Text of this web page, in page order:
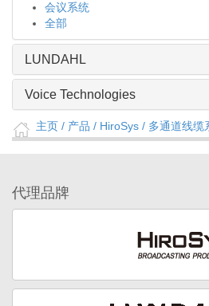
会议系统
全部
LUNDAHL
Voice Technologies
主页 / 产品 / HiroSys / 多通道线缆
代理品牌